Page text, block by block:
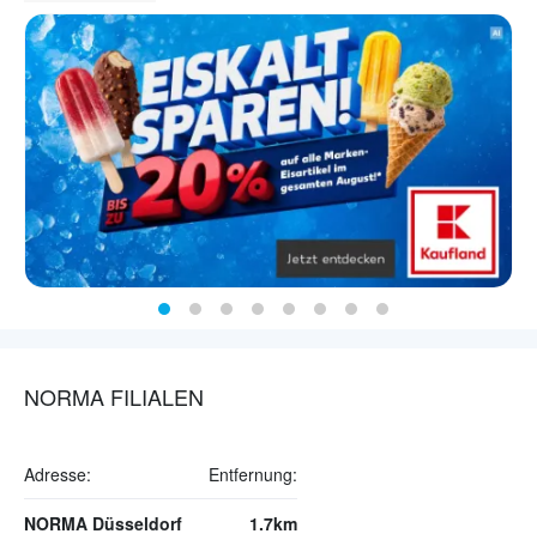
NORMA FILIALEN
Adresse: Entfernung:
NORMA Düsseldorf 1.7km